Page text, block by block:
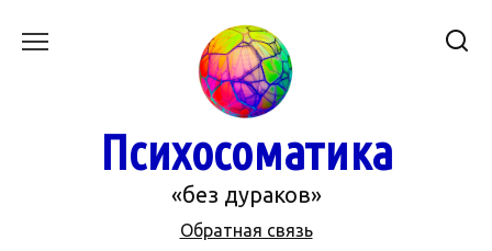
Психосоматика
«без дураков»
Обратная связь